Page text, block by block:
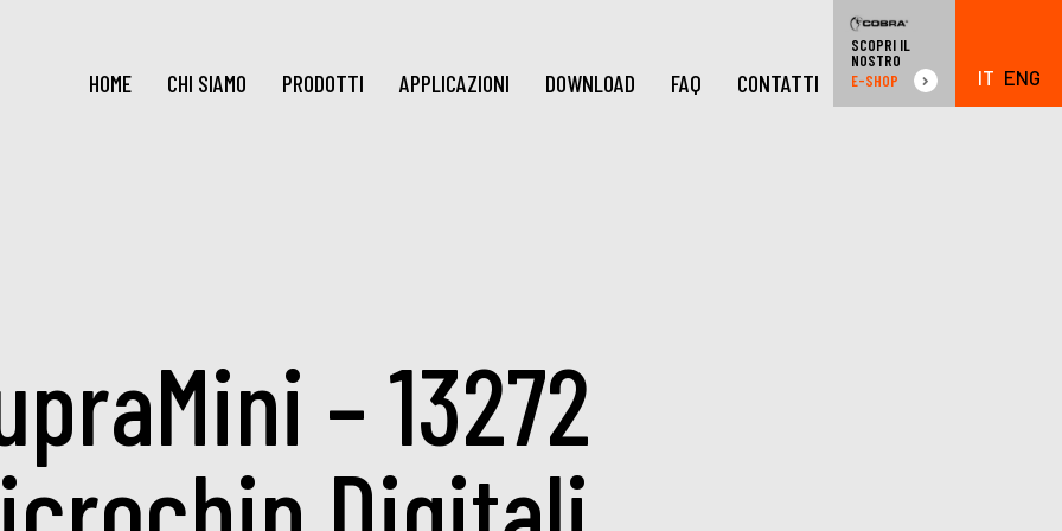
HOME CHI SIAMO PRODOTTI APPLICAZIONI DOWNLOAD FAQ CONTATTI
SCOPRI IL
NOSTRO
E-SHOP
IT ENG
– 13272